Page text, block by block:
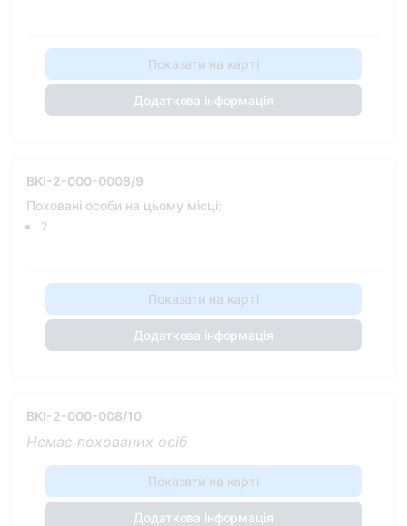
Показати на карті
Додаткова інформація
BKI-2-000-0008/9
Поховані особи на цьому місці:
?
Показати на карті
Додаткова інформація
BKI-2-000-008/10
Немає похованих осіб
Показати на карті
Додаткова інформація